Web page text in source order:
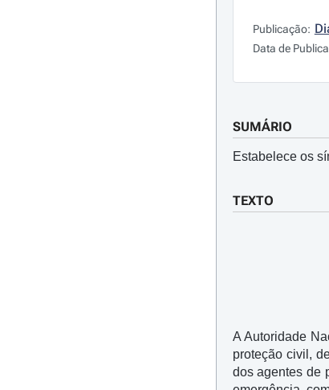
Publicação:
Data de
SUMÁRIO
Estabelece os
TEXTO
A Autoridade
proteção civil,
dos agentes de